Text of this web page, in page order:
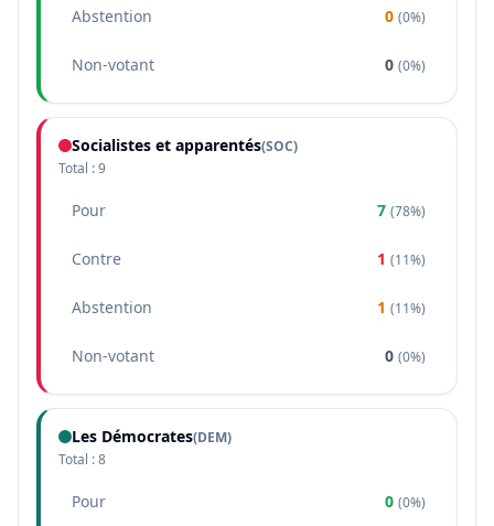
Abstention 0 (0%)
Non-votant 0 (0%)
Socialistes et apparentés(SOC)
Total :9
Pour 7 (78%)
Contre 1 (11%)
Abstention 1 (11%)
Non-votant 0 (0%)
Les Démocrates(DEM)
Total :8
Pour 0 (0%)